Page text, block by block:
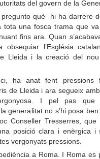
del govern de la
què hi ha darrere
tota una fosca trama que
fins ara. Quan
l’Església
Lleida i la creació del
ha anat fent pressions
de Lleida i ara segueix
I pel pas que
generalitat no s’hi posa ben
Conseller Tresserres, que
posició clara i enèrgica i
vergonyats pressions.
a Roma. I Roma es